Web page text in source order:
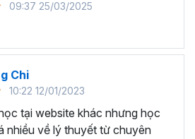
thời gian, công sức để xử lý
ta cũng không biết những thứ
hay không.
nghiệp tại Việt Nam
ứng tuyển vào vị trí kế toán, xử
có yêu cầu thành thạo Excel xử lý
09:37 25/03/2025
Chi
10:22 12/01/2023
tại website khác nhưng học
nhiều về lý thuyết từ chuyên